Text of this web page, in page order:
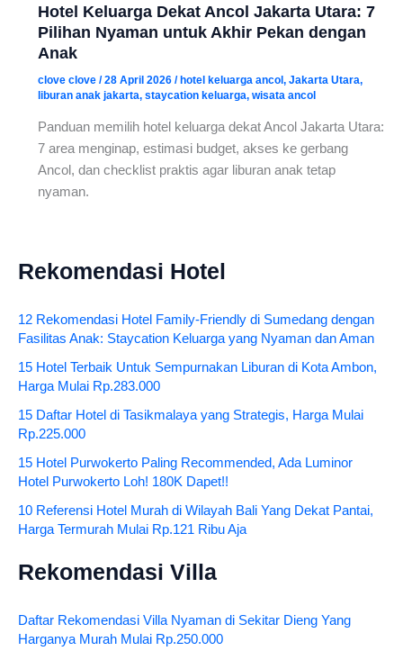
Hotel Keluarga Dekat Ancol Jakarta Utara: 7
Pilihan Nyaman untuk Akhir Pekan dengan
Anak
clove clove /28 April 2026 /hotel keluarga ancol, Jakarta Utara,
liburan anak jakarta, staycation keluarga, wisata ancol
Panduan memilih hotel keluarga dekat Ancol Jakarta Utara:
7 area menginap, estimasi budget, akses ke gerbang
Ancol, dan checklist praktis agar liburan anak tetap
nyaman.
Rekomendasi Hotel
12 Rekomendasi Hotel Family-Friendly di Sumedang dengan
Fasilitas Anak: Staycation Keluarga yang Nyaman dan Aman
15 Hotel Terbaik Untuk Sempurnakan Liburan di Kota Ambon,
Harga Mulai Rp.283.000
15 Daftar Hotel di Tasikmalaya yang Strategis, Harga Mulai
Rp.225.000
15 Hotel Purwokerto Paling Recommended, Ada Luminor
Hotel Purwokerto Loh! 180K Dapet!!
10 Referensi Hotel Murah di Wilayah Bali Yang Dekat Pantai,
Harga Termurah Mulai Rp.121 Ribu Aja
Rekomendasi Villa
Daftar Rekomendasi Villa Nyaman di Sekitar Dieng Yang
Harganya Murah Mulai Rp.250.000